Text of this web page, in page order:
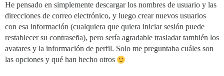
He pensado en simplemente descargar los nombres de usuario y las
direcciones de correo electrónico, y luego crear nuevos usuarios
con esa información (cualquiera que quiera iniciar sesión puede
restablecer su contraseña), pero sería agradable trasladar también los
avatares y la información de perfil. Solo me preguntaba cuáles son
las opciones y qué han hecho otros